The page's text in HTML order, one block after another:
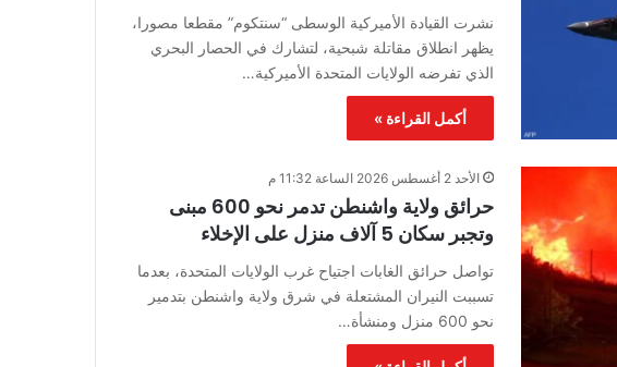
نشرت القيادة الأميركية الوسطى “سنتكوم” مقطعا مصورا،
يظهر انطلاق مقاتلة شبحية، لتشارك في الحصار البحري
الذي تفرضه الولايات المتحدة الأميركية…
أكمل القراءة »
الأحد 2 أغسطس 2026 الساعة 11:32 م
حرائق ولاية واشنطن تدمر نحو 600 مبنى
وتجبر سكان 5 آلاف منزل على الإخلاء
تواصل حرائق الغابات اجتياح غرب الولايات المتحدة، بعدما
تسببت النيران المشتعلة في شرق ولاية واشنطن بتدمير
نحو 600 منزل ومنشأة…